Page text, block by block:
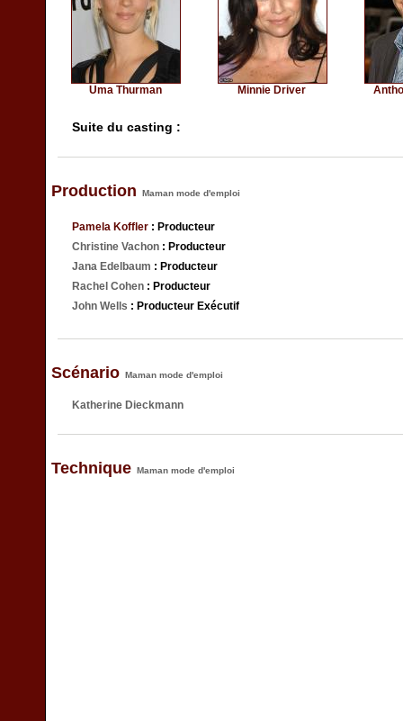
Uma Thurman Minnie Driver
Suite du casting :
Production Maman mode d'emploi
Pamela Koffler : Producteur
Christine Vachon : Producteur
Jana Edelbaum : Producteur
Rachel Cohen : Producteur
John Wells : Producteur Exécutif
Scénario Maman mode d'emploi
Katherine Dieckmann
Technique Maman mode d'emploi